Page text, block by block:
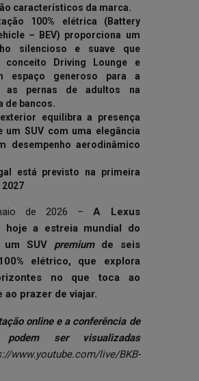
característicos da marca.
100% elétrica (Battery
– BEV) proporciona um
silencioso e suave que
Driving Lounge e
espaço generoso para a
as pernas de adultos na
de bancos.
equilibra a presença
um SUV com uma elegância
desempenho aerodinâmico
está previsto na primeira
de 2026 –A Lexus
hoje a estreia mundial do
um SUV premiumde seis
elétrico, que explora
no que toca ao
ao prazer de viajar.
online e a conferência de
podem ser visualizadas
www.youtube.com/live/BKB-